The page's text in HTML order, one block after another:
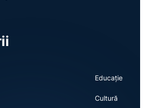
Educație
Cultură